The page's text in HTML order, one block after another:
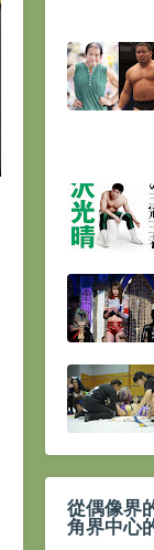
從偶像界
角界中心